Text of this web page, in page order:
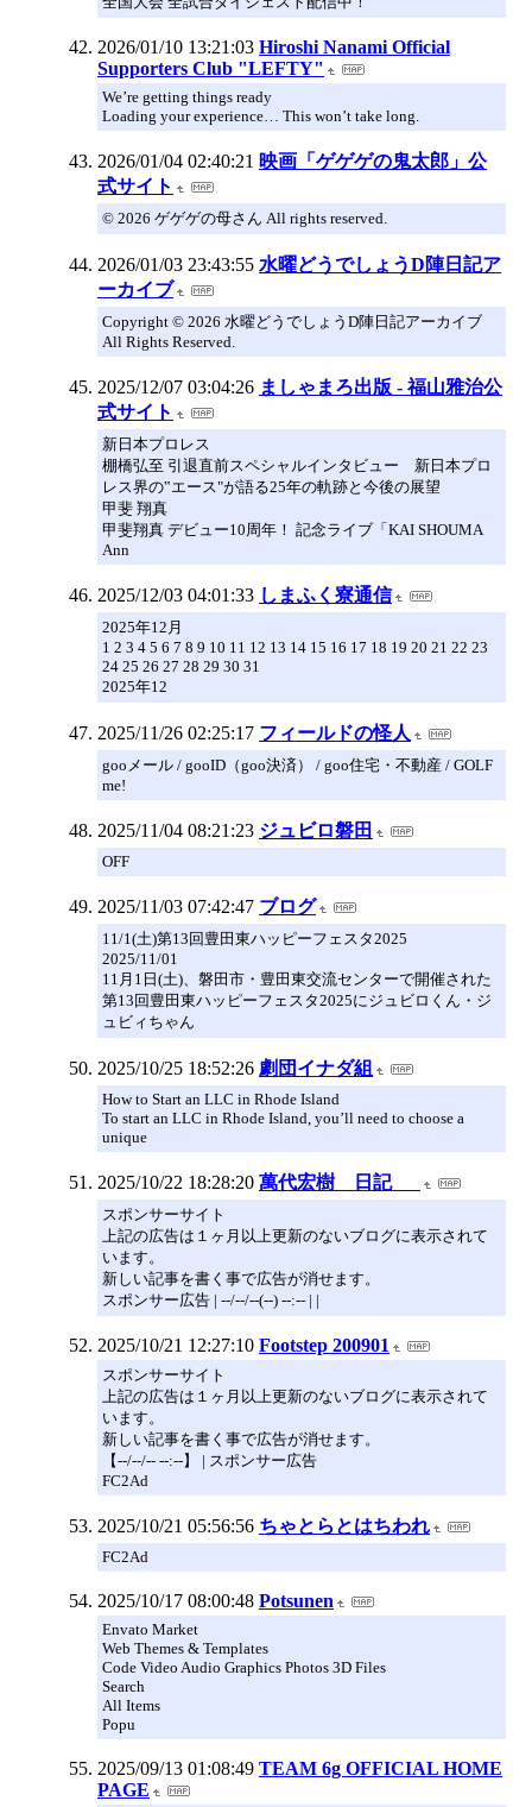
2026/01/10 13:21:03 Hiroshi Nanami Official
Supporters Club "LEFTY"
We’re getting things ready
Loading your experience… This won’t take long.
2026/01/04 02:40:21 映画「ゲゲゲの鬼太郎」公
式サイト
© 2026 ゲゲゲの母さん All rights reserved.
2026/01/03 23:43:55 水曜どうでしょうD陣日記ア
ーカイブ
Copyright © 2026 水曜どうでしょうD陣日記アーカイブ
All Rights Reserved.
2025/12/07 03:04:26 ましゃまろ出版 - 福山雅治公
式サイト
新日本プロレス
棚橋弘至 引退直前スペシャルインタビュー 新日本プロ
レス界の‟エース"が語る25年の軌跡と今後の展望
甲斐 翔真
甲斐翔真 デビュー10周年！ 記念ライブ「KAI SHOUMA
Ann
2025/12/03 04:01:33 しまふく寮通信
2025年12月
1 2 3 4 5 6 7 8 9 10 11 12 13 14 15 16 17 18 19 20 21 22 23
24 25 26 27 28 29 30 31
2025年12
2025/11/26 02:25:17 フィールドの怪人
gooメール / gooID（goo決済） / goo住宅・不動産 / GOLF
me!
2025/11/04 08:21:23 ジュビロ磐田
OFF
2025/11/03 07:42:47 ブログ
11/1(土)第13回豊田東ハッピーフェスタ2025
2025/11/01
11月1日(土)、磐田市・豊田東交流センターで開催された
第13回豊田東ハッピーフェスタ2025にジュビロくん・ジ
ュビィちゃん
2025/10/25 18:52:26 劇団イナダ組
How to Start an LLC in Rhode Island
To start an LLC in Rhode Island, you’ll need to choose a
unique
2025/10/22 18:28:20 萬代宏樹 日記
スポンサーサイト
上記の広告は１ヶ月以上更新のないブログに表示されて
います。
新しい記事を書く事で広告が消せます。
スポンサー広告 | --/--/--(--) --:-- | |
2025/10/21 12:27:10 Footstep 200901
スポンサーサイト
上記の広告は１ヶ月以上更新のないブログに表示されて
います。
新しい記事を書く事で広告が消せます。
【--/--/-- --:--】 | スポンサー広告
FC2Ad
2025/10/21 05:56:56 ちゃとらとはちわれ
FC2Ad
2025/10/17 08:00:48 Potsunen
Envato Market
Web Themes & Templates
Code Video Audio Graphics Photos 3D Files
Search
All Items
Popu
2025/09/13 01:08:49 TEAM 6g OFFICIAL HOME
PAGE